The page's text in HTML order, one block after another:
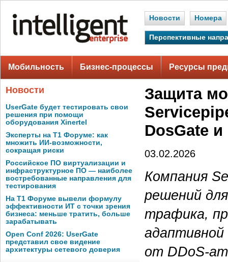
Новости Номера
Перспективные
Мобильность Бизнес-процессы Ресурсы
Новости
UserGate будет тестировать свои
решения при помощи
оборудования Xinertel
Эксперты на Т1 Форуме: как
множить ИИ-возможности,
сокращая риски
Российское ПО виртуализации и
инфраструктурное ПО — наиболее
востребованные направления для
тестирования
На Т1 Форуме вывели формулу
эффективности ИТ с точки зрения
бизнеса: меньше тратить, больше
зарабатывать
Open Conf 2026: UserGate
представил свое видение
архитектуры сетевого доверия
Защита
DosGate
03.02.2026
Компания
решений
трафика,
от DDoS-